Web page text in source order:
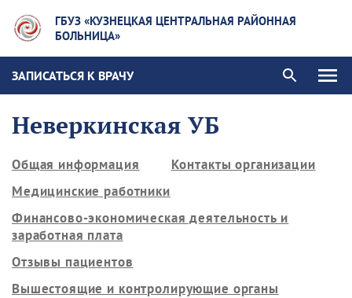
ГБУЗ «КУЗНЕЦКАЯ ЦЕНТРАЛЬНАЯ РАЙОННАЯ
БОЛЬНИЦА»
ЗАПИСАТЬСЯ К ВРАЧУ
Неверкинская УБ
Общая информация
Контакты организации
Медицинские работники
Финансово-экономическая деятельность и
заработная плата
Отзывы пациентов
Вышестоящие и контролирующие органы